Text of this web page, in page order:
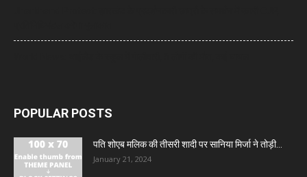
POPULAR POSTS
पति शोएब मलिक की तीसरी शादी पर सानिया मिर्जा ने तोड़ी...
January 21, 2024